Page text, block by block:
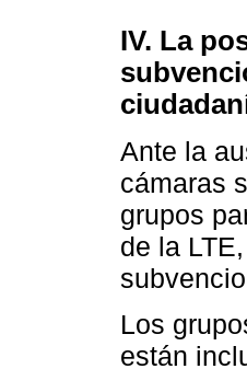
IV. La
Ante la
cámaras
grupos
de la
Los
están